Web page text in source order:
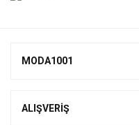
MODA1001
ALIŞVERİŞ